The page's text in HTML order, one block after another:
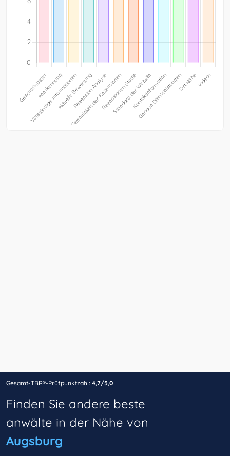
Gesamt-TBR®-Prüfpunktzahl: 4,7/5,0
Finden Sie andere beste
anwälte in der Nähe von
Augsburg